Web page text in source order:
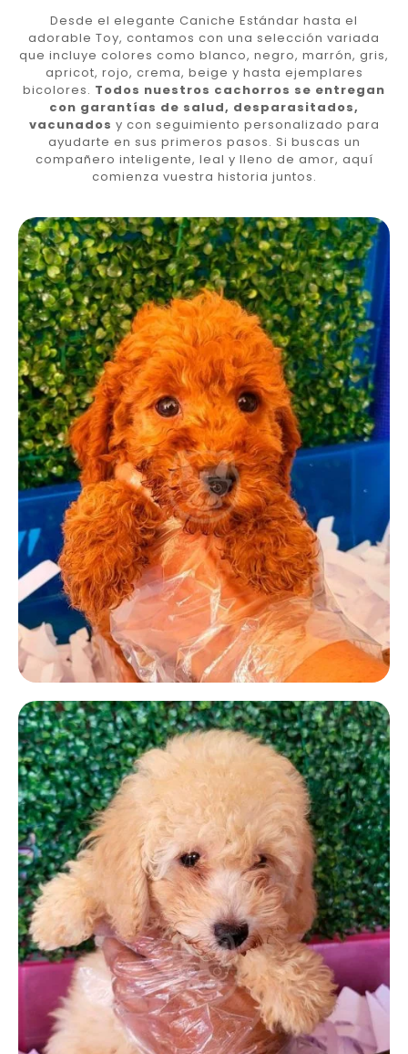
Desde el elegante Caniche Estándar hasta el
adorable Toy, contamos con una selección variada
que incluye colores como blanco, negro, marrón, gris,
apricot, rojo, crema, beige y hasta ejemplares
bicolores. Todos nuestros cachorros se entregan
con garantías de salud, desparasitados,
vacunados y con seguimiento personalizado para
ayudarte en sus primeros pasos. Si buscas un
compañero inteligente, leal y lleno de amor, aquí
comienza vuestra historia juntos.